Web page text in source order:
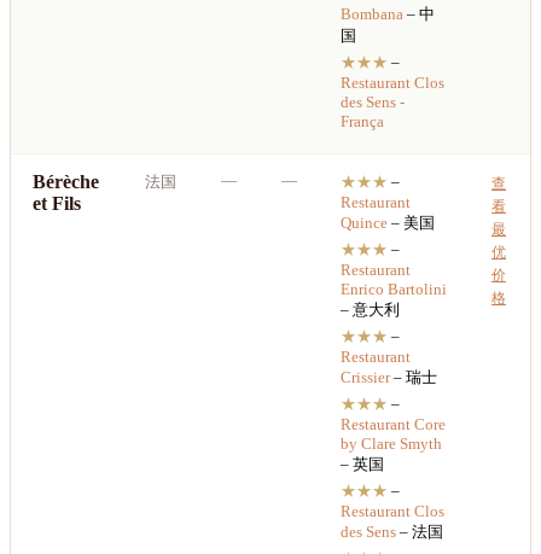
Bombana – 中
国
★★★ –
RestaurantClos
des Sens -
França
Bérèche
et Fils
法国 — — ★★★ –
Restaurant
Quince – 美国
★★★ –
Restaurant
Enrico Bartolini
– 意大利
★★★ –
Restaurant
Crissier– 瑞士
★★★ –
RestaurantCore
by Clare Smyth
– 英国
★★★ –
RestaurantClos
des Sens – 法国
查
看
最
优
价
格